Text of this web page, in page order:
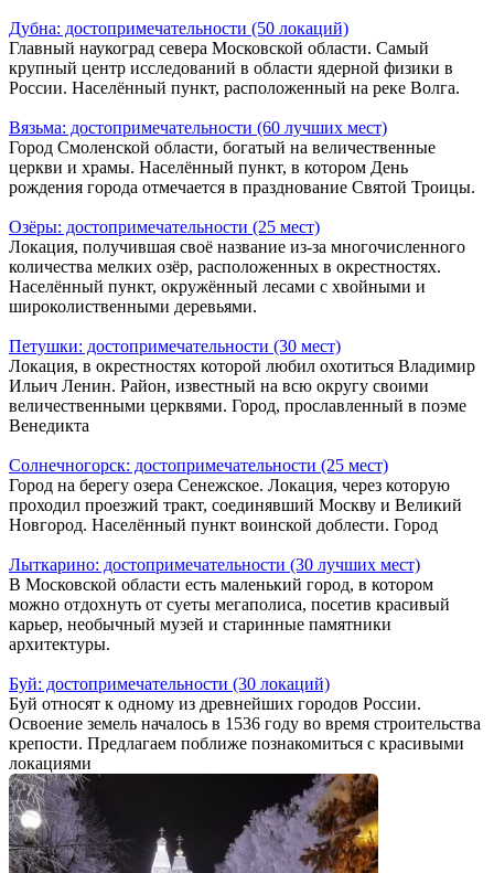
Дубна: достопримечательности (50 локаций)
Главный наукоград севера Московской области. Самый
крупный центр исследований в области ядерной физики в
России. Населённый пункт, расположенный на реке Волга.
Вязьма: достопримечательности (60 лучших мест)
Город Смоленской области, богатый на величественные
церкви и храмы. Населённый пункт, в котором День
рождения города отмечается в празднование Святой Троицы.
Озёры: достопримечательности (25 мест)
Локация, получившая своё название из-за многочисленного
количества мелких озёр, расположенных в окрестностях.
Населённый пункт, окружённый лесами с хвойными и
широколиственными деревьями.
Петушки: достопримечательности (30 мест)
Локация, в окрестностях которой любил охотиться Владимир
Ильич Ленин. Район, известный на всю округу своими
величественными церквями. Город, прославленный в поэме
Венедикта
Солнечногорск: достопримечательности (25 мест)
Город на берегу озера Сенежское. Локация, через которую
проходил проезжий тракт, соединявший Москву и Великий
Новгород. Населённый пункт воинской доблести. Город
Лыткарино: достопримечательности (30 лучших мест)
В Московской области есть маленький город, в котором
можно отдохнуть от суеты мегаполиса, посетив красивый
карьер, необычный музей и старинные памятники
архитектуры.
Буй: достопримечательности (30 локаций)
Буй относят к одному из древнейших городов России.
Освоение земель началось в 1536 году во время строительства
крепости. Предлагаем поближе познакомиться с красивыми
локациями